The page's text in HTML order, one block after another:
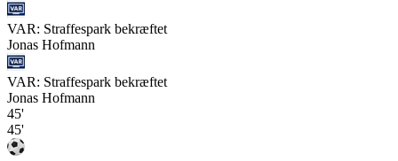
VAR: Straffespark bekræftet
Jonas Hofmann
VAR: Straffespark bekræftet
Jonas Hofmann
45'
45'